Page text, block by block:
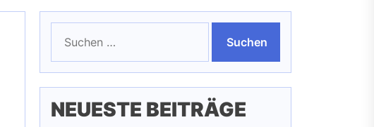
nach:
NEUESTE BEITRÄGE